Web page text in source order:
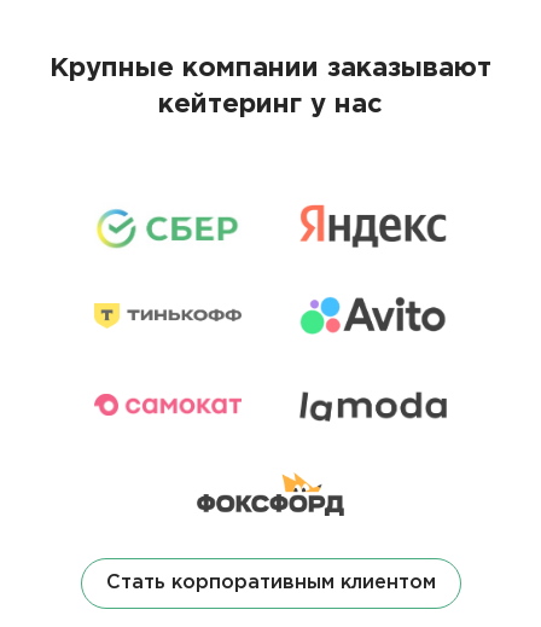
Крупные компании заказывают
кейтеринг у нас
Стать корпоративным клиентом